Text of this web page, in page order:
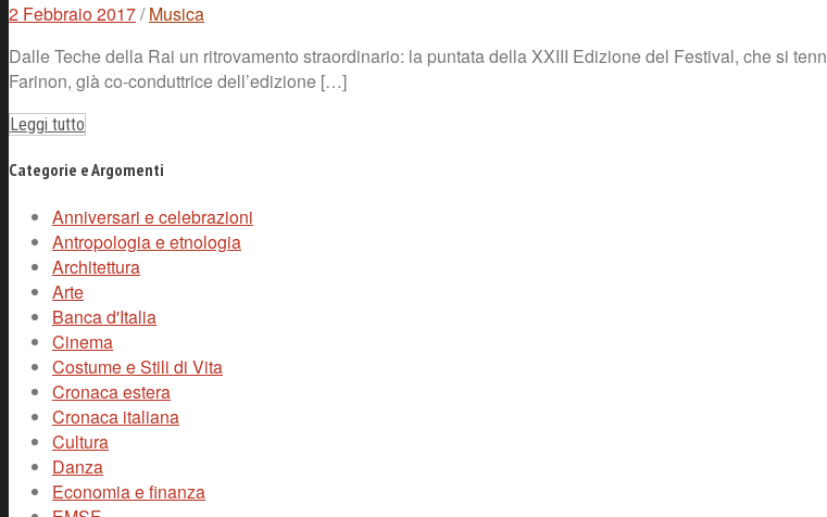
2 Febbraio 2017/ Musica
Dalle Teche della Rai un ritrovamento straordinario: la puntata della XXIII Edizione del Festival, che si
Farinon, già co-conduttrice dell’edizione […]
Leggi tutto
Categorie e Argomenti
Anniversari e celebrazioni
Antropologia e etnologia
Architettura
Arte
Banca d'Italia
Cinema
Costume e Stili di Vita
Cronaca estera
Cronaca italiana
Cultura
Danza
Economia e finanza